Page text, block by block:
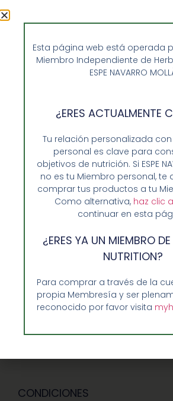
Opiniones de Clientes
Sobre Nosotros y Herbalife
Ventajas de Comprar en
GUIA RAPIDA Y AYUDA
Guía de Compra
Precios-Envíos-Formas de Pago
CONDICIONES
Esta página web está operada
Miembro Independiente de
ESPE NAVARRO
¿ERES ACTUALMENTE
Tu relación personalizada
personal es clave para
objetivos de nutrición. Si ESPE
no es tu Miembro personal, te
comprar tus productos a tu
Como alternativa, haz clic
continuar en esta
¿ERES YA UN MIEMBRO DE
NUTRITION?
Para comprar a través de la
propia Membresía y ser
reconocido por favor visita